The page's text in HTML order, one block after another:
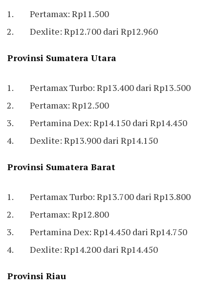
Pertamax: Rp11.500
Dexlite: Rp12.700 dari Rp12.960
Provinsi Sumatera Utara
Pertamax Turbo: Rp13.400 dari Rp13.500
Pertamax: Rp12.500
Pertamina Dex: Rp14.150 dari Rp14.450
Dexlite: Rp13.900 dari Rp14.150
Provinsi Sumatera Barat
Pertamax Turbo: Rp13.700 dari Rp13.800
Pertamax: Rp12.800
Pertamina Dex: Rp14.450 dari Rp14.750
Dexlite: Rp14.200 dari Rp14.450
Provinsi Riau